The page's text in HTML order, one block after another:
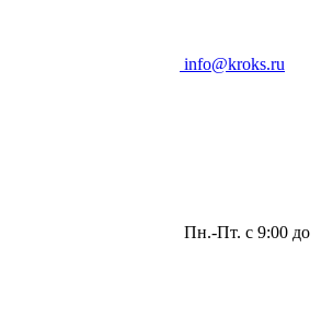
info@kroks.ru
Пн.-Пт. с 9:00 до